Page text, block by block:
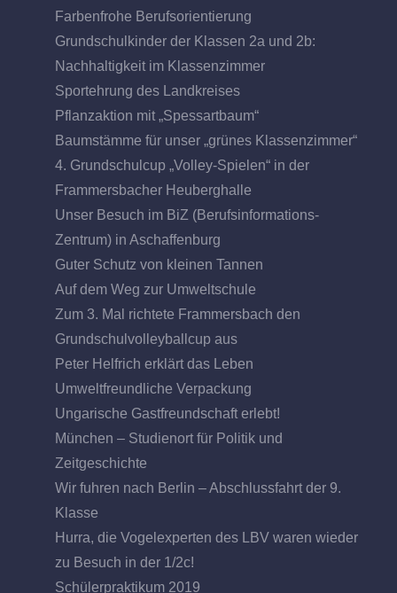
Farbenfrohe Berufsorientierung
Grundschulkinder der Klassen 2a und 2b:
Nachhaltigkeit im Klassenzimmer
Sportehrung des Landkreises
Pflanzaktion mit „Spessartbaum“
Baumstämme für unser „grünes Klassenzimmer“
4. Grundschulcup „Volley-Spielen“ in der
Frammersbacher Heuberghalle
Unser Besuch im BiZ (Berufsinformations-
Zentrum) in Aschaffenburg
Guter Schutz von kleinen Tannen
Auf dem Weg zur Umweltschule
Zum 3. Mal richtete Frammersbach den
Grundschulvolleyballcup aus
Peter Helfrich erklärt das Leben
Umweltfreundliche Verpackung
Ungarische Gastfreundschaft erlebt!
München – Studienort für Politik und
Zeitgeschichte
Wir fuhren nach Berlin – Abschlussfahrt der 9.
Klasse
Hurra, die Vogelexperten des LBV waren wieder
zu Besuch in der 1/2c!
Schülerpraktikum 2019